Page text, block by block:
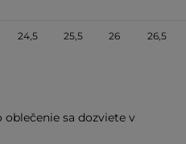
24,5 25,5 26 26,5
sa dozviete v